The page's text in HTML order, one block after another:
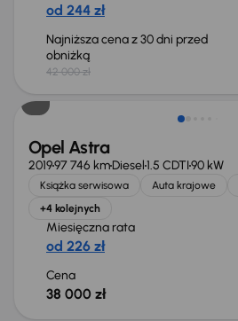
od 244 zł
Najniższa cena z 30 dni przed
obniżką
42 000 zł
Opel Astra
201997 746 kmDiesel1.5 CDTI90 kW
Książka serwisowa Auta krajowe
+4 kolejnych
Miesięczna rata
od 226 zł
Cena
38 000 zł